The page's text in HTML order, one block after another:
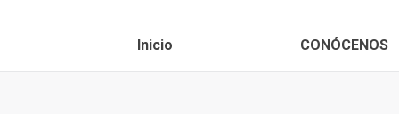
Inicio CONÓCENOS